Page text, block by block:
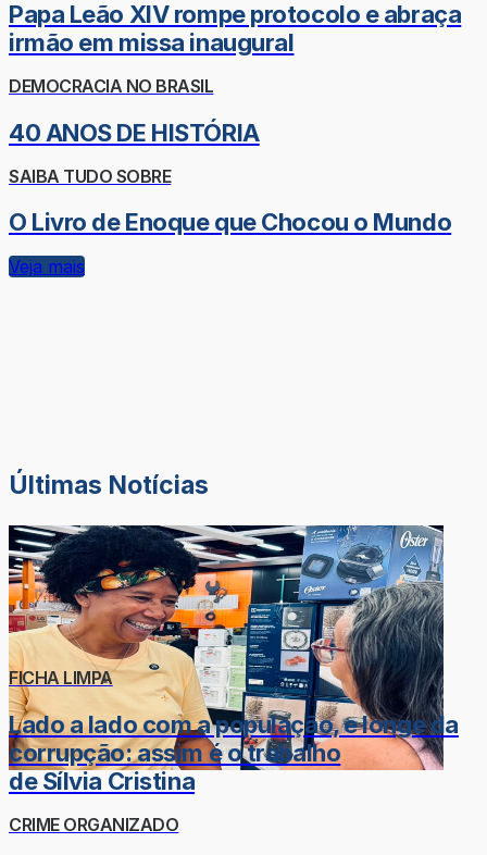
Papa Leão XIV rompe protocolo e abraça
irmão em missa inaugural
DEMOCRACIA NO BRASIL
40 ANOS DE HISTÓRIA
SAIBA TUDO SOBRE
O Livro de Enoque que Chocou o Mundo
Veja mais
Últimas Notícias
FICHA LIMPA
Lado a lado com a população, e longe da
corrupção: assim é o trabalho
de Sílvia Cristina
CRIME ORGANIZADO